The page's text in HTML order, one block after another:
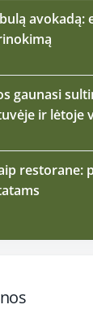
avokadą:
gaunasi
ir lėtoje
restorane: